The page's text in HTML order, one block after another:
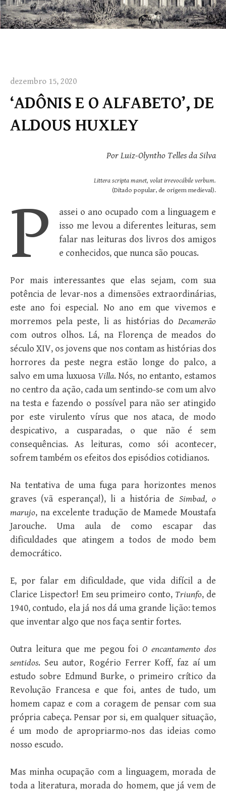
dezembro 15, 2020
‘ADÔNIS E O ALFABETO’, DE
ALDOUS HUXLEY
PorLuiz-Olyntho Telles da Silva
Littera scripta manet, volat irrevocábile verbum.
(Ditado popular, de origem medieval).
P
assei o ano ocupado com a linguagem e
isso me levou a diferentes leituras, sem
falar nas leituras dos livros dos amigos
e conhecidos, que nunca são poucas.
Por mais interessantes que elas sejam, com sua
potência de levar-nos a dimensões extraordinárias,
este ano foi especial. No ano em que vivemos e
morremos pela peste, li as histórias do Decamerão
com outros olhos. Lá, na Florença de meados do
século XIV, os jovens que nos contam as histórias dos
horrores da peste negra estão longe do palco, a
salvo em uma luxuosa Villa. Nós, no entanto, estamos
no centro da ação, cada um sentindo-se com um alvo
na testa e fazendo o possível para não ser atingido
por este virulento vírus que nos ataca, de modo
despicativo, a cusparadas, o que não é sem
consequências. As leituras, como sói acontecer,
sofrem também os efeitos dos episódios cotidianos.
Na tentativa de uma fuga para horizontes menos
graves (vã esperança!), li a história de Simbad, o
marujo, na excelente tradução de Mamede Moustafa
Jarouche. Uma aula de como escapar das
dificuldades que atingem a todos de modo bem
democrático.
E, por falar em dificuldade, que vida difícil a de
Clarice Lispector! Em seu primeiro conto, Triunfo, de
1940, contudo, ela já nos dá uma grande lição: temos
que inventar algo que nos faça sentir fortes.
Outra leitura que me pegou foiO encantamento dos
sentidos. Seu autor, Rogério Ferrer Koff, faz aí um
estudo sobre Edmund Burke, o primeiro crítico da
Revolução Francesa e que foi, antes de tudo, um
homem capaz e com a coragem de pensar com sua
própria cabeça. Pensar por si, em qualquer situação,
é um modo de apropriarmo-nos das ideias como
nosso escudo.
Mas minha ocupação com a linguagem, morada de
toda a literatura, morada do homem, que já vem de